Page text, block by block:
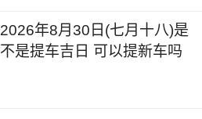
2026年8月30日(七月十八)是
不是提车吉日 可以提新车吗